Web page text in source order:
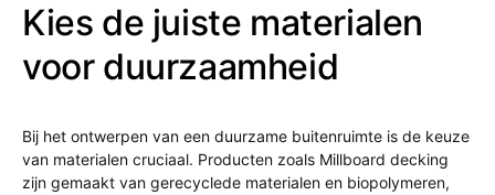
Kies de juiste materialen
voor duurzaamheid
Bij het ontwerpen van een duurzame buitenruimte is de keuze
van materialen cruciaal. Producten zoals Millboard decking
zijn gemaakt van gerecyclede materialen en biopolymeren,